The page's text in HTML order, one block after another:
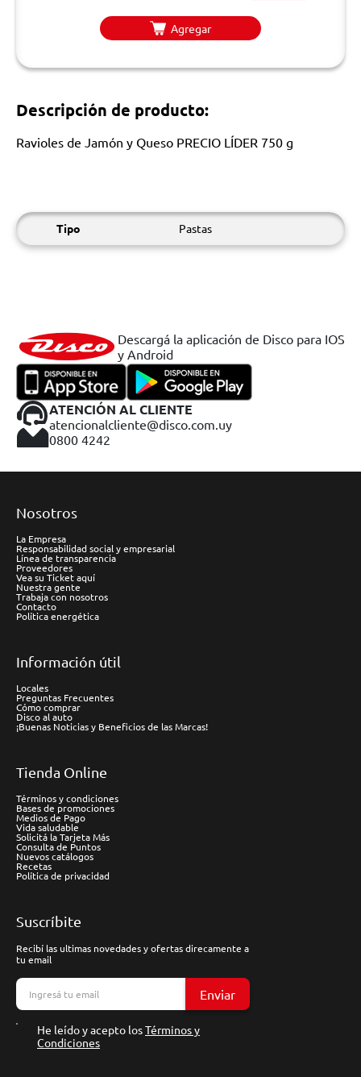
Agregar
Descripción de producto:
Ravioles de Jamón y Queso PRECIO LÍDER 750 g
Tipo Pastas
Descargá la aplicación de Disco para IOS
y Android
ATENCIÓN AL CLIENTE
atencionalcliente@disco.com.uy
0800 4242
Nosotros
La Empresa
Responsabilidad social y empresarial
Línea de transparencia
Proveedores
Vea su Ticket aquí
Nuestra gente
Trabaja con nosotros
Contacto
Política energética
Información útil
Locales
Preguntas Frecuentes
Cómo comprar
Disco al auto
¡Buenas Noticias y Beneficios de las Marcas!
Tienda Online
Términos y condiciones
Bases de promociones
Medios de Pago
Vida saludable
Solicitá la Tarjeta Más
Consulta de Puntos
Nuevos catálogos
Recetas
Política de privacidad
Suscríbite
Recibí las ultimas novedades y ofertas direcamente a
tu email
Enviar
He leído y acepto losTérminos y
Condiciones